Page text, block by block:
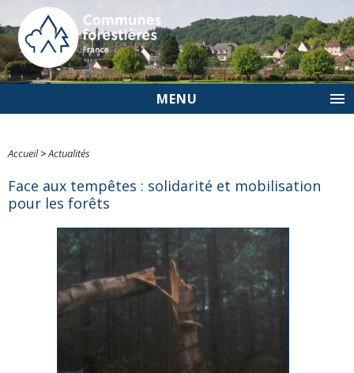
MENU
Accueil>Actualités
Face aux tempêtes : solidarité et mobilisation
pour les forêts